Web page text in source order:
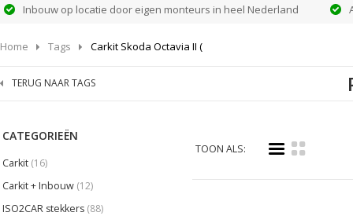
Inbouw op locatie door eigen monteurs in heel Nederland
Home Tags Carkit Skoda Octavia II (
TERUG NAAR TAGS
CATEGORIEËN
Carkit (16)
Carkit + Inbouw (12)
ISO2CAR stekkers (88)
TOON ALS: i k